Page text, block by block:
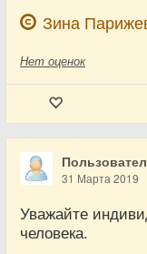
Зина
Нет оценок
31 Марта 2019
Уважайте
человека.